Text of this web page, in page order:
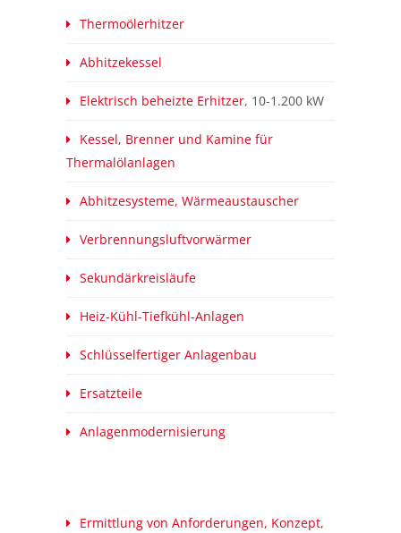
Thermoölerhitzer
Abhitzekessel
Elektrisch beheizte Erhitzer, 10-1.200 kW
Kessel, Brenner und Kamine für
Thermalölanlagen
Abhitzesysteme, Wärmeaustauscher
Verbrennungsluftvorwärmer
Sekundärkreisläufe
Heiz-Kühl-Tiefkühl-Anlagen
Schlüsselfertiger Anlagenbau
Ersatzteile
Anlagenmodernisierung
Ermittlung von Anforderungen, Konzept,